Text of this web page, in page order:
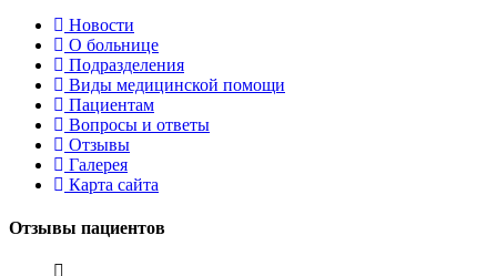
Новости
О больнице
Подразделения
Виды медицинской помощи
Пациентам
Вопросы и ответы
Отзывы
Галерея
Карта сайта
Отзывы пациентов